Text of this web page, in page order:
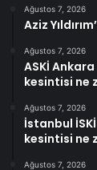
Ağustos 7, 2026
Aziz
Ağustos 7, 2026
ASKİ
kesintisi ne
Ağustos 7, 2026
İstanbul
kesintisi ne
Ağustos 7, 2026